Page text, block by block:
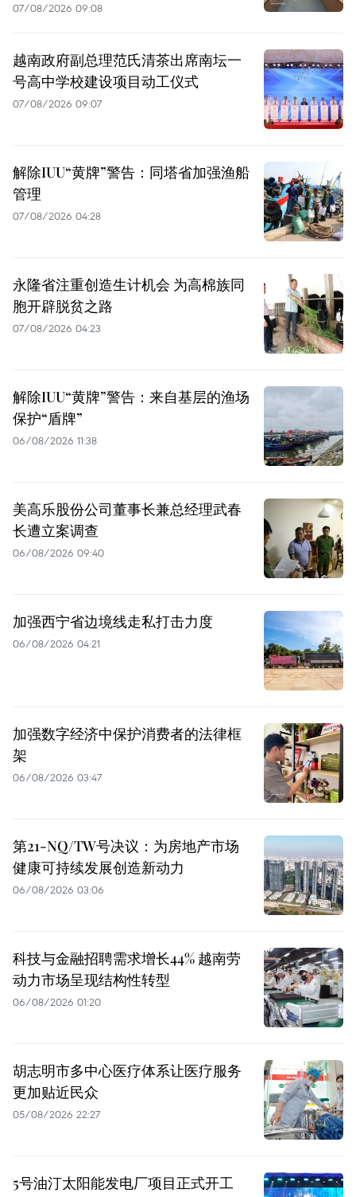
07/08/2026 09:08
越南政府副总理范氏清茶出席南坛一
号高中学校建设项目动工仪式
07/08/2026 09:07
解除IUU“黄牌”警告：同塔省加强渔船
管理
07/08/2026 04:28
永隆省注重创造生计机会 为高棉族同
胞开辟脱贫之路
07/08/2026 04:23
解除IUU“黄牌”警告：来自基层的渔场
保护“盾牌”
06/08/2026 11:38
美高乐股份公司董事长兼总经理武春
长遭立案调查
06/08/2026 09:40
加强西宁省边境线走私打击力度
06/08/2026 04:21
加强数字经济中保护消费者的法律框
架
06/08/2026 03:47
第21-NQ/TW号决议：为房地产市场
健康可持续发展创造新动力
06/08/2026 03:06
科技与金融招聘需求增长44% 越南劳
动力市场呈现结构性转型
06/08/2026 01:20
胡志明市多中心医疗体系让医疗服务
更加贴近民众
05/08/2026 22:27
5号油汀太阳能发电厂项目正式开工